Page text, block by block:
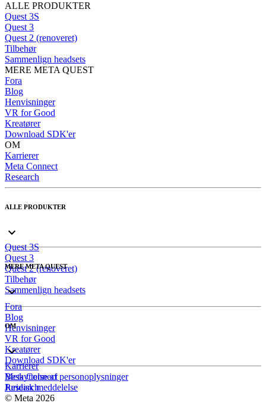
ALLE PRODUKTER
Quest 3S
Quest 3
Quest 2 (renoveret)
Tilbehør
Sammenlign headsets
MERE META QUEST
Fora
Blog
Henvisninger
VR for Good
Kreatører
Download SDK'er
OM
Karrierer
Meta Connect
Research
ALLE PRODUKTER
Quest 3S
Quest 3
Quest 2 (renoveret)
Tilbehør
Sammenlign headsets
MERE META QUEST
Fora
Blog
Henvisninger
VR for Good
Kreatører
Download SDK'er
OM
Karrierer
Meta Connect
Research
Beskyttelse af personoplysninger
Juridisk meddelelse
© Meta 2026